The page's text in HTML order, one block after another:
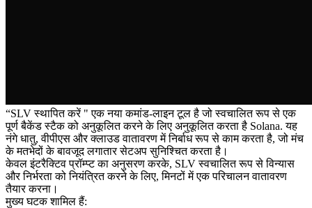
“SLV स्थापित करें " एक नया कमांड-लाइन टूल है जो स्वचालित रूप से एक
पूर्ण बैकेंड स्टैक को अनुकूलित करने के लिए अनुकूलित करता है Solana. यह
नंगे धातु, वीपीएस और क्लाउड वातावरण में निर्बाध रूप से काम करता है, जो मंच
के मतभेदों के बावजूद लगातार सेटअप सुनिश्चित करता है।
केवल इंटरैक्टिव प्रॉम्प्ट का अनुसरण करके, SLV स्वचालित रूप से विन्यास
और निर्भरता को नियंत्रित करने के लिए, मिनटों में एक परिचालन वातावरण
तैयार करना।
मुख्य घटक शामिल हैं: